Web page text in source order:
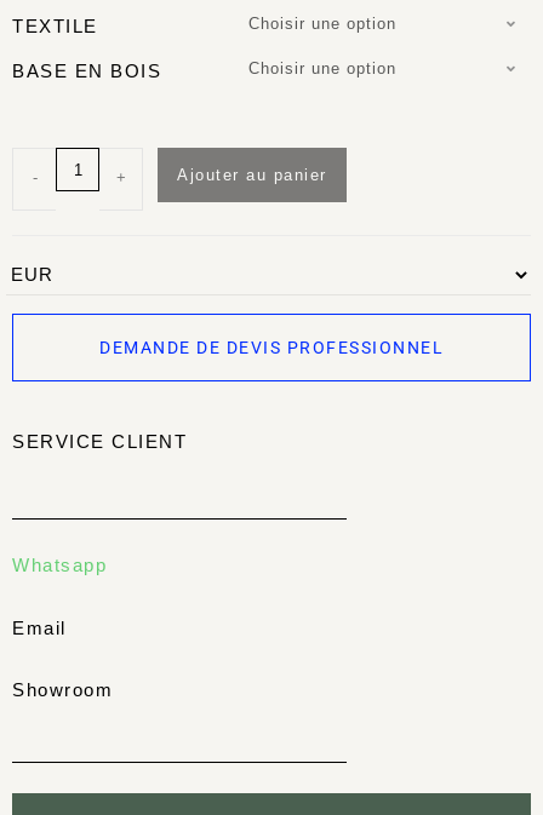
TEXTILE Choisir une option
BASE EN BOIS Choisir une option
- + Ajouter au panier
DEMANDE DE DEVIS PROFESSIONNEL
SERVICE CLIENT
Whatsapp
Email
Showroom